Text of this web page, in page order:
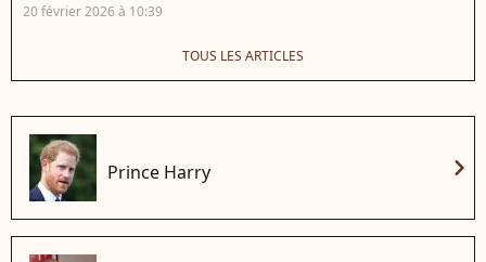
20 février 2026 à 10:39
TOUS LES ARTICLES
Prince Harry chevron_right